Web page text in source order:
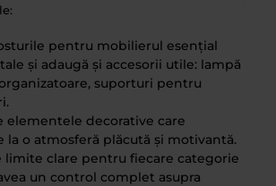
pentru mobilierul esențial
și adaugă și accesorii utile: lampă
suporturi pentru
elementele decorative care
la o atmosferă plăcută și motivantă.
limite clare pentru fiecare categorie
un control complet asupra